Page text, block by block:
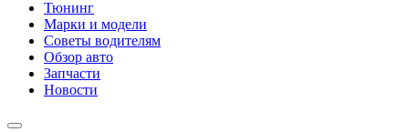
Тюнинг
Марки и модели
Советы водителям
Обзор авто
Запчасти
Новости